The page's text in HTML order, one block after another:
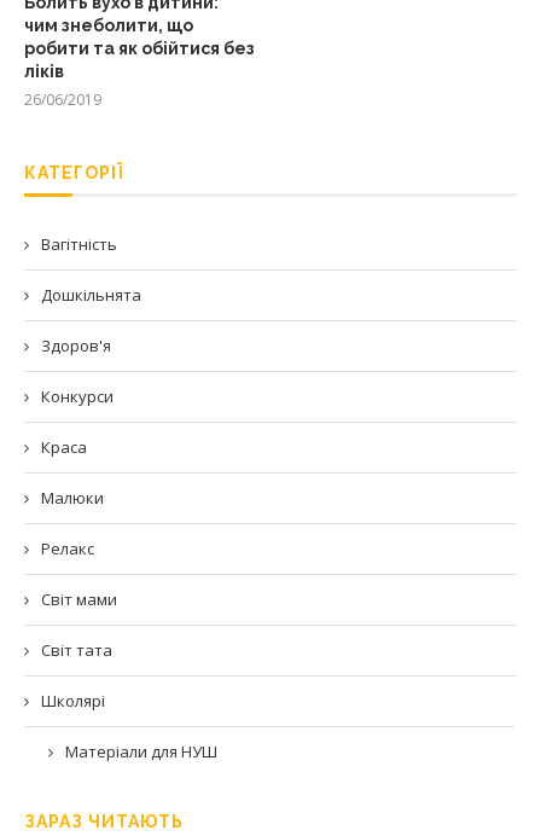
чим знеболити, що
робити та як обійтися без
ліків
26/06/2019
КАТЕГОРІЇ
Вагітність
Дошкільнята
Здоров'я
Конкурси
Краса
Малюки
Релакс
Світ мами
Світ тата
Школярі
Матеріали для НУШ
ЗАРАЗ ЧИТАЮТЬ